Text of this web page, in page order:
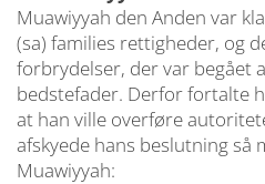
Muawiyyah den Anden var
(sa) families rettigheder, og
forbrydelser, der var begået
bedstefader. Derfor fortalte
at han ville overføre
afskyede hans beslutning så
Muawiyyah: